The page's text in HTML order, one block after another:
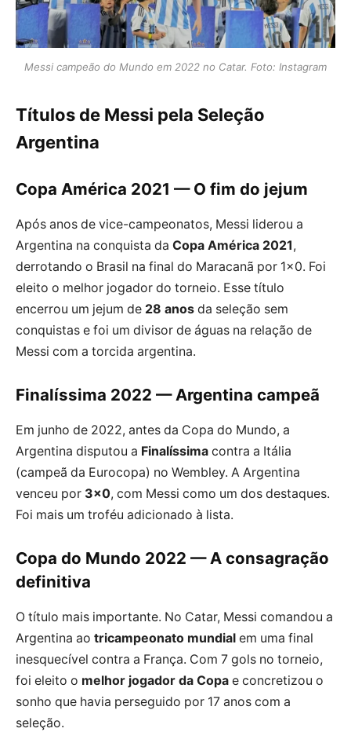
Messi campeão do Mundo em 2022 no Catar. Foto: Instagram
Títulos de Messi pela Seleção
Argentina
Copa América 2021 — O fim do jejum
Após anos de vice-campeonatos, Messi liderou a
Argentina na conquista da Copa América 2021,
derrotando o Brasil na final do Maracanã por 1×0. Foi
eleito o melhor jogador do torneio. Esse título
encerrou um jejum de 28 anos da seleção sem
conquistas e foi um divisor de águas na relação de
Messi com a torcida argentina.
Finalíssima 2022 — Argentina campeã
Em junho de 2022, antes da Copa do Mundo, a
Argentina disputou a Finalíssima contra a Itália
(campeã da Eurocopa) no Wembley. A Argentina
venceu por 3×0, com Messi como um dos destaques.
Foi mais um troféu adicionado à lista.
Copa do Mundo 2022 — A consagração
definitiva
O título mais importante. No Catar, Messi comandou a
Argentina ao tricampeonato mundial em uma final
inesquecível contra a França. Com 7 gols no torneio,
foi eleito o melhor jogador da Copa e concretizou o
sonho que havia perseguido por 17 anos com a
seleção.